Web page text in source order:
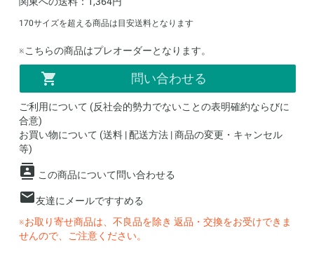
170サイズを超える商品は目安送料となります
※こちらの商品はプレオーダーとなります。
問い合わせる
ご利用について (反社会的勢力でないことの表明確約ならびに
合意)
お買い物について (送料 | 配送方法 | 商品の変更・キャンセル
等)
この商品について問い合わせる
友達にメールですすめる
※お取り寄せ商品は、不良品を除き 返品・交換をお受けできま
せんので、ご注意ください。